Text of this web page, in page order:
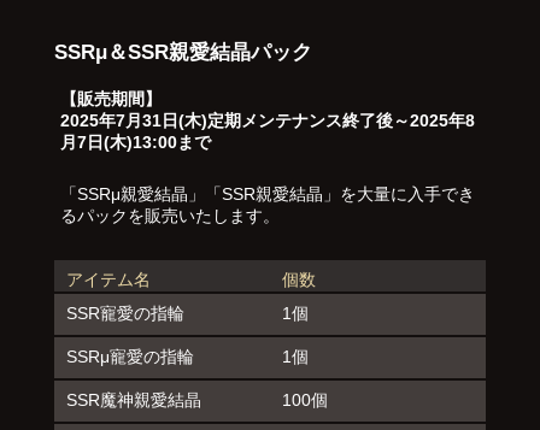
SSRμ＆SSR親愛結晶パック
【販売期間】
2025年7月31日(木)定期メンテナンス終了後～2025年8
月7日(木)13:00まで
「SSRμ親愛結晶」「SSR親愛結晶」を大量に入手でき
るパックを販売いたします。
アイテム名
個数
SSR寵愛の指輪
1個
SSRμ寵愛の指輪 1個
SSR魔神親愛結晶 100個